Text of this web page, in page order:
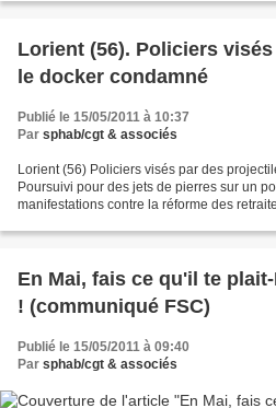
Lorient (56). Policiers
le docker condamné
Publié le 15/05/2011 à 10:37
Par sphab/cgt & associés
Lorient (56) Policiers visés par des
Poursuivi pour des jets de pierres sur un
manifestations contre la réforme des
En Mai, fais ce qu'il te
! (communiqué FSC)
Publié le 15/05/2011 à 09:40
Par sphab/cgt & associés